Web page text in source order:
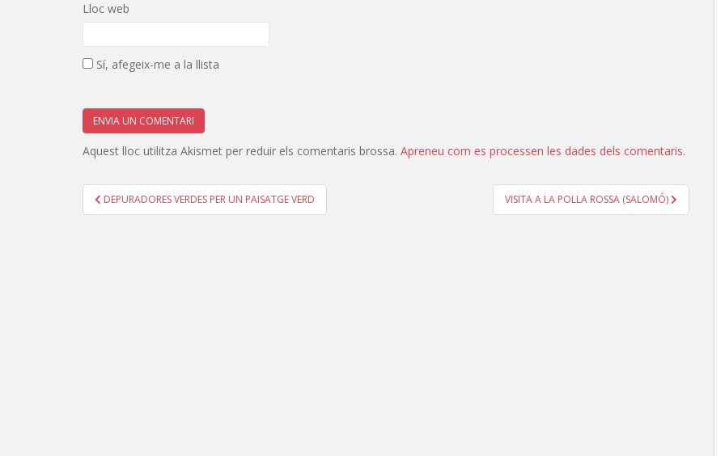
Lloc web
Sí, afegeix-me a la llista
Aquest lloc utilitza Akismet per reduir els comentaris brossa. Apreneu com es processen les dades dels comentaris.
Navegació
d'entrades
DEPURADORES VERDES PER UN PAISATGE VERD VISITA A LA POLLA ROSSA (SALOMÓ)